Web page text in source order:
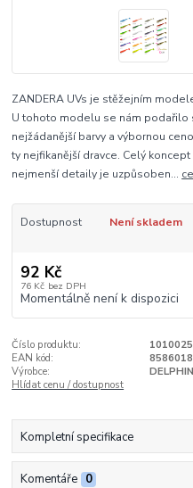
ZANDERA UVs je stěžejním
U tohoto modelu se nám podařilo
nejžádanější barvy a výbornou
ty nejfikanější dravce. Celý
nejmenší detaily je uzpůsoben...
Dostupnost Není skladem
92 Kč
76 Kč bez DPH
Momentálně není k dispozici
Číslo produktu:
EAN kód:
Výrobce:
DELPHIN
Hlídat cenu / dostupnost
Kompletní specifikace
Komentáře 0